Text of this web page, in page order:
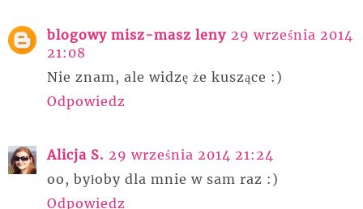
blogowy misz-masz leny 29 września 2014
21:08
Nie znam, ale widzę że kuszące :)
Odpowiedz
Alicja S. 29 września 2014 21:24
oo, byłoby dla mnie w sam raz :)
Odpowiedz